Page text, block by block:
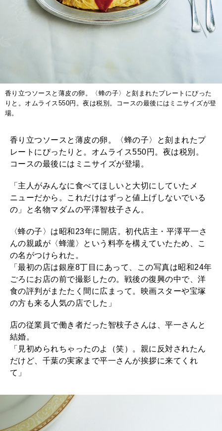
香り立つソースと薄皮の卵。〈蜂の子〉と刻まれたプレートにぴった
りと。オムライス550円。夜は税別。コースの最後にはミニサイズが登
場。
香り立つソースと薄皮の卵。〈蜂の子〉と刻まれたプ
レートにぴったりと。オムライス550円。夜は税別。
コースの最後にはミニサイズが登場。
「主人がみんなに食べてほしいと大切にしていたメ
ニューだから。これだけはずっと値上げしないでいる
の」と名物マダムの平澤智枝子さん。
〈蜂の子〉は昭和23年に開店。初代店主・平澤平一さ
んの親戚が〈蜂瀧〉という料亭を構えていたため、こ
の名がつけられた。
「最初の店は銀座8丁目にあって、この写真は昭和24年
ごろにお店の前で撮影したの。戦後の復興の中で、洋
食の評判がまたたく間に広まって。映画スターや宝塚
の方も来る人気の店でした」
店の従業員で働き者だった智枝子さんは、平一さんと
結婚。
「見初められちゃったのよ（笑）。親に反対されたん
だけど、千葉の実家まで平一さんが挨拶に来てくれ
て」